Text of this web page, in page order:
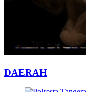
DAERAH